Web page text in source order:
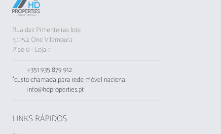
localização privilegiada. A praia de Vilamoura
golfe como o Dom Pedro Golf Millenium estão
próximos para os amantes do desporto.
internet Wi-Fi e um lugar de estacionamento
privado em garagem. Uma varanda permite-te
desfrutar de momentos ao ar livre e relaxar
Nota importante: não são permitidos animais
Rua das Pimenteiras lote
5.1.15.2 One Vilamoura
Piso 0 - Loja 1
+351 935 879 912
*custo chamada para rede móvel nacional
info@hdproperties.pt
LINKS RÁPIDOS